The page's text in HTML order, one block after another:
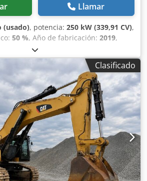
Llamar
(usado), potencia: 250 kW (339,91 CV),
50 %, Año de fabricación: 2019,
11.876 h
972M XE Año de fabricación:
11.876 horas Cabina
Radio Dksdpsy Nmrfefx Ah Rer
Sistema de lubricación
Bridgestone, tamaño 26.5R25:
50 % de vida útil restante Cuchara: 5
250 kW Certificación CE Peso en
26 toneladas Mantenimiento
Zeppelin
Clasificado